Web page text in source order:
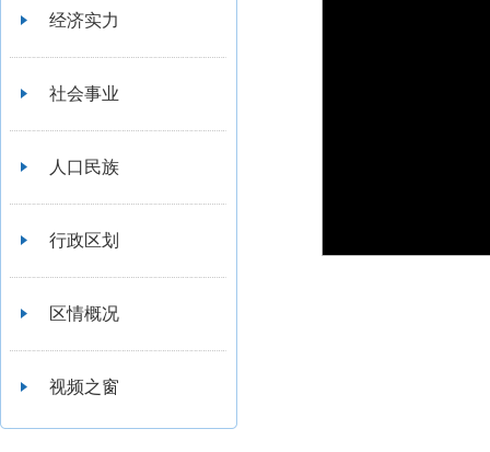
经济实力
社会事业
人口民族
行政区划
区情概况
视频之窗